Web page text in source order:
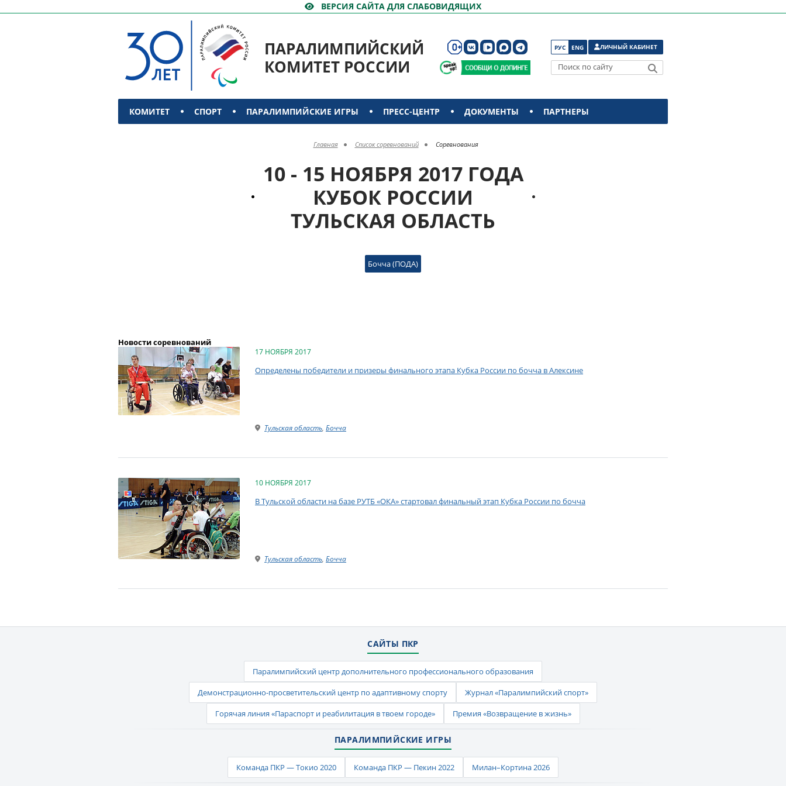
ВЕРСИЯ САЙТА ДЛЯ СЛАБОВИДЯЩИХ
ПАРАЛИМПИЙСКИЙ
КОМИТЕТ РОССИИ
РУС ENG ЛИЧНЫЙ КАБИНЕТ
Поиск по сайту
КОМИТЕТ СПОРТ ПАРАЛИМПИЙСКИЕ ИГРЫ ПРЕСС-ЦЕНТР ДОКУМЕНТЫ ПАРТНЕРЫ
Главная Список соревнований Соревнования
10 - 15 НОЯБРЯ 2017 ГОДА
КУБОК РОССИИ
ТУЛЬСКАЯ ОБЛАСТЬ
Бочча (ПОДА)
Новости соревнований
17 НОЯБРЯ 2017
Определены победители и призеры финального этапа Кубка России по бочча в Алексине
Тульская область, Бочча
10 НОЯБРЯ 2017
В Тульской области на базе РУТБ «ОКА» стартовал финальный этап Кубка России по бочча
Тульская область, Бочча
САЙТЫ ПКР
Паралимпийский центр дополнительного профессионального образования
Демонстрационно-просветительский центр по адаптивному спорту
Журнал «Паралимпийский спорт»
Горячая линия «Параспорт и реабилитация в твоем городе»
Премия «Возвращение в жизнь»
ПАРАЛИМПИЙСКИЕ ИГРЫ
Команда ПКР — Токио 2020 Команда ПКР — Пекин 2022 Милан–Кортина 2026